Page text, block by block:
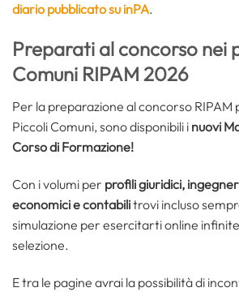
diario pubblicato su inPA.
Preparati al concorso nei
Comuni RIPAM 2026
Per la preparazione al concorso RIPAM
Piccoli Comuni, sono disponibili i nuovi
Corso di Formazione!
Con i volumi per profili giuridici,
economici e contabilitrovi incluso
simulazione per esercitarti online
selezione.
E tra le pagine avrai la possibilità di